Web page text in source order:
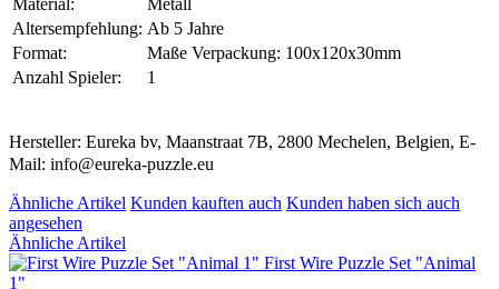
Material:
Metall
Altersempfehlung: Ab 5 Jahre
Format:
Maße Verpackung: 100x120x30mm
Anzahl Spieler:
1
Hersteller: Eureka bv, Maanstraat 7B, 2800 Mechelen, Belgien, E-
Mail: info@eureka-puzzle.eu
Ähnliche Artikel Kunden kauften auch Kunden haben sich auch
angesehen
Ähnliche Artikel
First Wire Puzzle Set "Animal
1"